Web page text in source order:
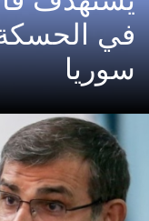
في
سوريا